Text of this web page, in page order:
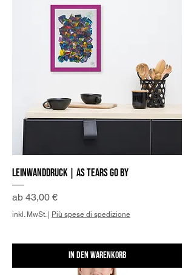
Leinwanddruck | As tears go by
ab 43,00 €
Sale-Preis
inkl. MwSt. | Più spese di spedizione
In den Warenkorb